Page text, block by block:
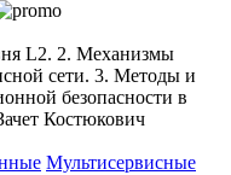
L2. 2. Механизмы
сети. 3. Методы и
безопасности в
Костюкович
Мультисервисные